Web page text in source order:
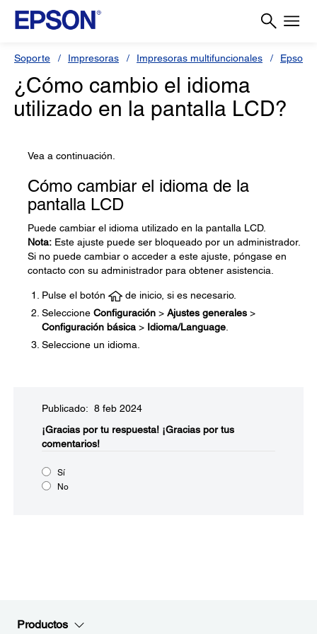
Soporte Impresoras Impresoras multifuncionales Epson
¿Cómo cambio el idioma
utilizado en la pantalla LCD?
Vea a continuación.
Cómo cambiar el idioma de la
pantalla LCD
Puede cambiar el idioma utilizado en la pantalla LCD.
Nota: Este ajuste puede ser bloqueado por un administrador.
Si no puede cambiar o acceder a este ajuste, póngase en
contacto con su administrador para obtener asistencia.
Pulse el botón
de inicio, si es necesario.
Seleccione Configuración > Ajustes generales >
Configuración básica > Idioma/Language
Seleccione un idioma.
Publicado: 8 feb 2024
¡Gracias por tu respuesta! ¡Gracias por tus
comentarios!
Sí
No
Productos